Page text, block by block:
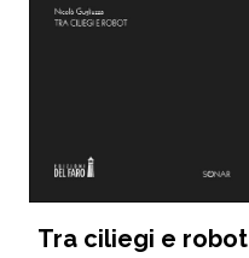
Tra ciliegi e robot